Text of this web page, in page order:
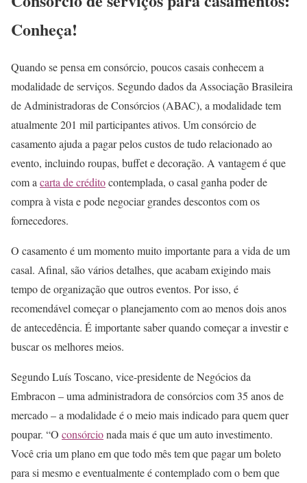
Conheça!
Quando se pensa em consórcio, poucos casais conhecem a
modalidade de serviços. Segundo dados da Associação Brasileira
de Administradoras de Consórcios (ABAC), a modalidade tem
atualmente 201 mil participantes ativos. Um consórcio de
casamento ajuda a pagar pelos custos de tudo relacionado ao
evento, incluindo roupas, buffet e decoração. A vantagem é que
com a carta de créditocontemplada, o casal ganha poder de
compra à vista e pode negociar grandes descontos com os
fornecedores.
O casamento é um momento muito importante para a vida de um
casal. Afinal, são vários detalhes, que acabam exigindo mais
tempo de organização que outros eventos. Por isso, é
recomendável começar o planejamento com ao menos dois anos
de antecedência. É importante saber quando começar a investir e
buscar os melhores meios.
Segundo Luís Toscano, vice-presidente de Negócios da
Embracon – uma administradora de consórcios com 35 anos de
mercado – a modalidade é o meio mais indicado para quem quer
poupar. “O consórcionada mais é que um auto investimento.
Você cria um plano em que todo mês tem que pagar um boleto
para si mesmo e eventualmente é contemplado com o bem que